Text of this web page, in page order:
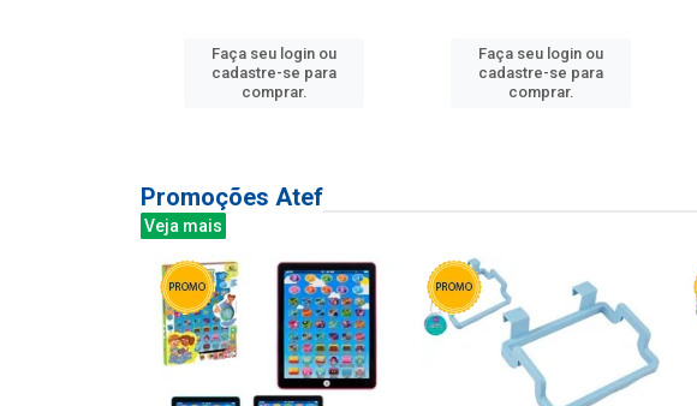
Faça seu login ou
cadastre-se para
comprar.
Faça seu login ou
cadastre-se para
comprar.
Promoções Atef
Veja mais